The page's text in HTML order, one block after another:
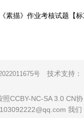
素描》作业考核试题【
号技术支持：
CCBY-NC-SA 3.0 CN协
我们